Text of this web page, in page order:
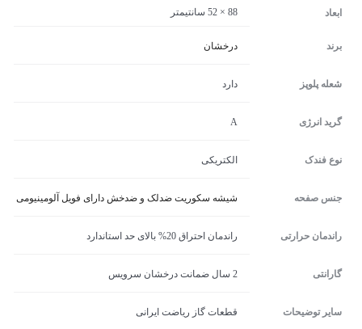
ابعاد 88 × 52 سانتیمتر
برند درخشان
شعله پلوپز دارد
گرید انرژی A
نوع فندک الکتریکی
جنس صفحه شیشه سکوریت ضدلک و ضدخش دارای فویل آلومینیومی
راندمان حرارتی راندمان احتراق 20% بالای حد استاندارد
گارانتی 2 سال ضمانت درخشان سرویس
سایر توضیحات قطعات گاز ریاضت ایرانی